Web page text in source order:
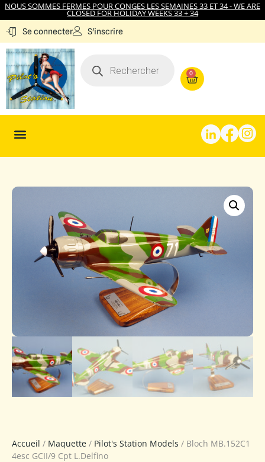
NOUS SOMMES FERMES POUR CONGES LES SEMAINES 33 ET 34 - WE ARE
CLOSED FOR HOLIDAY WEEKS 33 + 34
Se connecter S'inscrire
0
Accueil / Maquette / Pilot's Station Models / Bloch MB.152C1
4esc GCII/9 Cpt L.Delfino